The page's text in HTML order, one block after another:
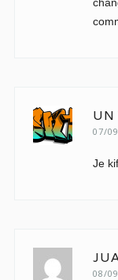
UN
07/
Je
08/